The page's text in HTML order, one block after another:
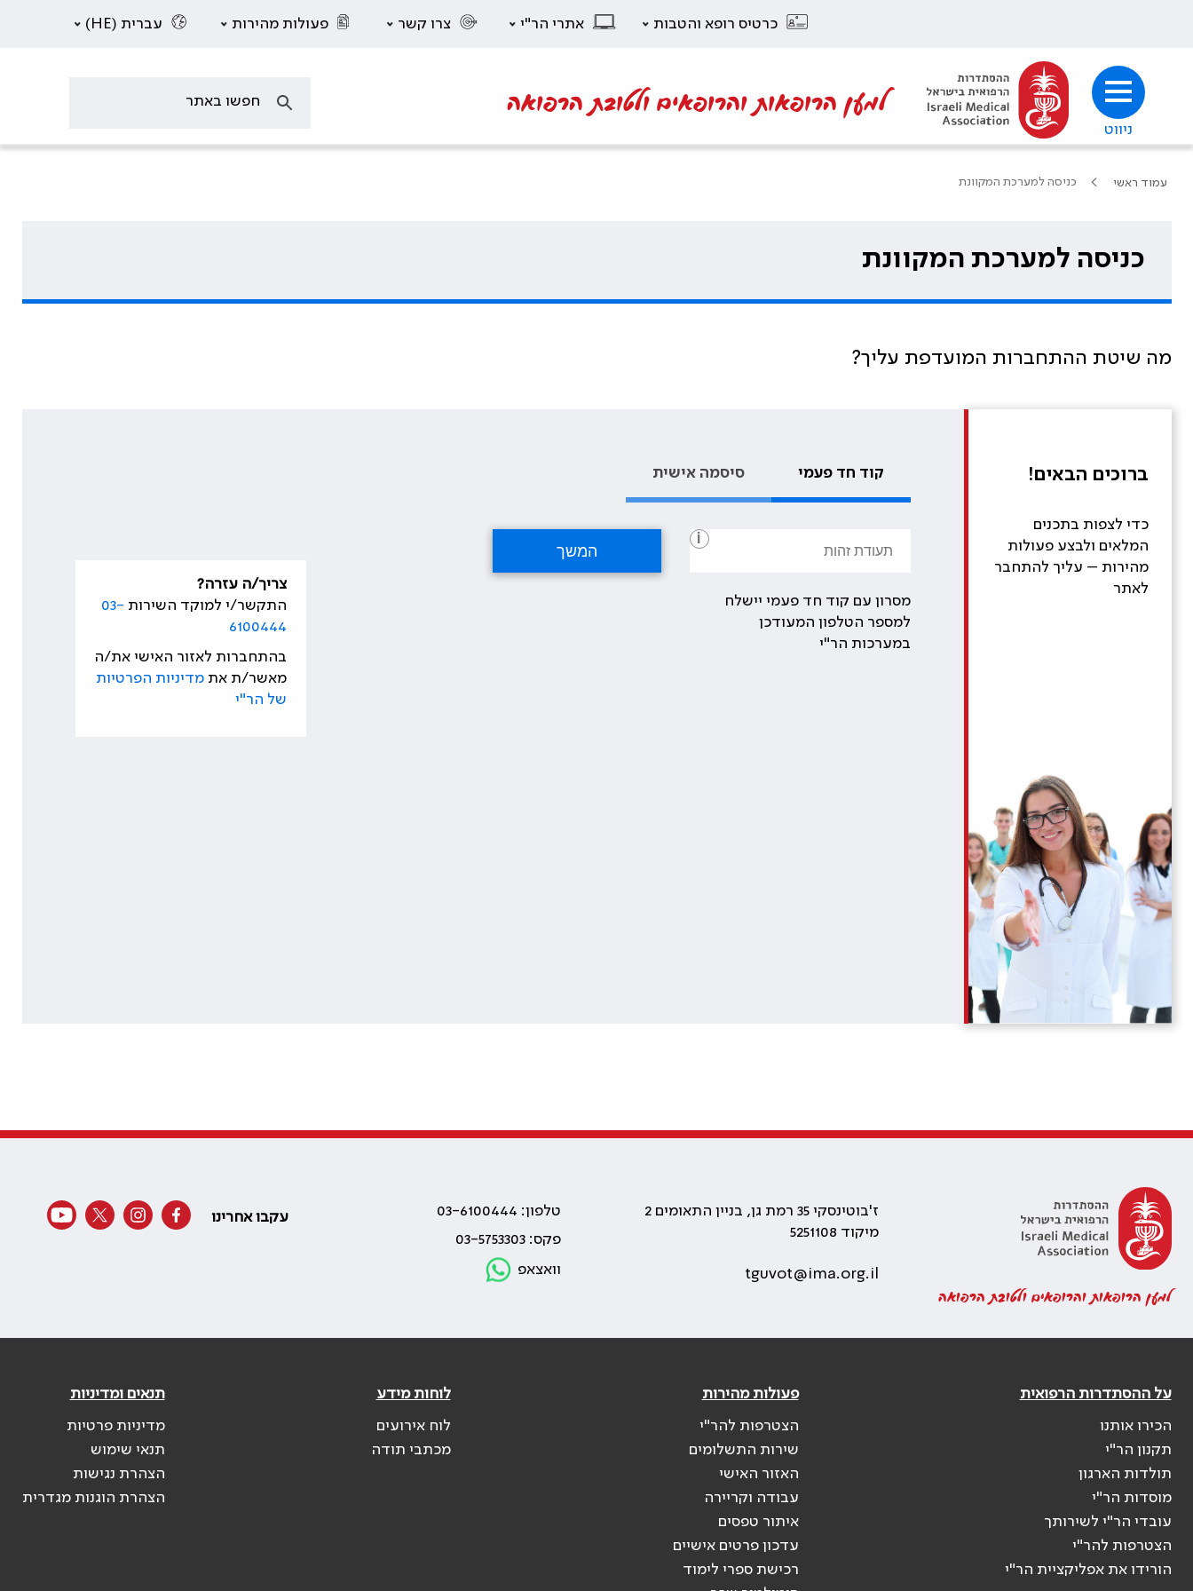
כרטיס רופא והטבות אתרי הר"י צרו קשר פעולות מהירות עברית (HE)
ניווט
למען הרופאות והרופאים ולטובת הרפואה
עמוד ראשי כניסה למערכת המקוונת
כניסה למערכת המקוונת
מה שיטת ההתחברות המועדפת עליך?
ברוכים הבאים!
כדי לצפות בתכנים
המלאים ולבצע פעולות
מהירות – עליך להתחבר
לאתר
קוד חד פעמי סיסמה אישית
i
מסרון עם קוד חד פעמי יישלח
למספר הטלפון המעודכן
במערכות הר"י
צריך/ה עזרה?
התקשר/י למוקד השירות 03-
6100444
בהתחברות לאזור האישי את/ה
מאשר/ת אתמדיניות הפרטיות
של הר"י
למען הרופאות והרופאים ולטובת הרפואה
ז'בוטינסקי 35 רמת גן, בניין התאומים 2
מיקוד 5251108
tguvot@ima.org.il
טלפון: 03-6100444
פקס: 03-5753303
וואצאפ
עקבו אחרינו
על ההסתדרות הרפואית
הכירו אותנו
תקנון הר"י
תולדות הארגון
מוסדות הר"י
עובדי הר"י לשירותך
הצטרפות להר"י
הורידו את אפליקציית הר"י
פעולות מהירות
הצטרפות להר"י
שירות התשלומים
האזור האישי
עבודה וקריירה
איתור טפסים
עדכון פרטים אישיים
רכישת ספרי לימוד
לוחות מידע
לוח אירועים
מכתבי תודה
תנאים ומדיניות
מדיניות פרטיות
תנאי שימוש
הצהרת נגישות
הצהרת הוגנות מגדרית